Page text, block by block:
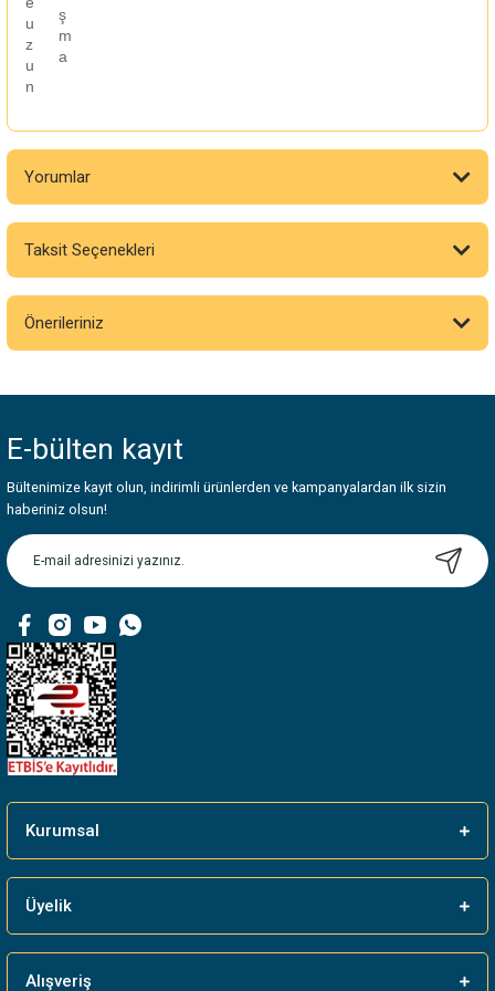
u
z
u
n
ş
m
a
Yorumlar
Bu ürüne ilk yorumu siz yapın!
Taksit Seçenekleri
Önerileriniz
Görüş ve önerileriniz için teşekkür ederiz.
Ürün resmi kalitesiz, bozuk veya görüntülenemiyor.
Ürün açıklamasında eksik bilgiler bulunuyor.
Ürün bilgilerinde hatalar bulunuyor.
Bu ürüne benzer farklı alternatifler olmalı.
E-bülten kayıt
Bültenimize kayıt olun, indirimli ürünlerden ve kampanyalardan ilk sizin
haberiniz olsun!
Kurumsal
Üyelik
Alışveriş